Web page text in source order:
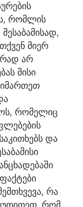
რომლის
მიერ
არ
მისი
რომელიც
და
რა
რომ